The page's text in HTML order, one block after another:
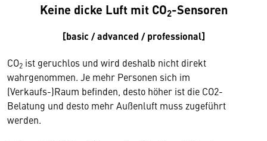
Keine dicke Luft mit CO2-Sensoren
[basic / advanced / professional]
CO2 ist geruchlos und wird deshalb nicht direkt
wahrgenommen. Je mehr Personen sich im
(Verkaufs-)Raum befinden, desto höher ist die CO2-
Belatung und desto mehr Außenluft muss zugeführt
werden.